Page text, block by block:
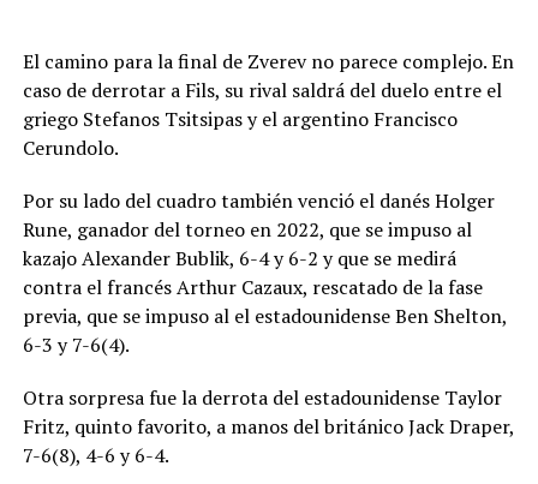
El camino para la final de Zverev no parece complejo. En
caso de derrotar a Fils, su rival saldrá del duelo entre el
griego Stefanos Tsitsipas y el argentino Francisco
Cerundolo.
Por su lado del cuadro también venció el danés Holger
Rune, ganador del torneo en 2022, que se impuso al
kazajo Alexander Bublik, 6-4 y 6-2 y que se medirá
contra el francés Arthur Cazaux, rescatado de la fase
previa, que se impuso al el estadounidense Ben Shelton,
6-3 y 7-6(4).
Otra sorpresa fue la derrota del estadounidense Taylor
Fritz, quinto favorito, a manos del británico Jack Draper,
7-6(8), 4-6 y 6-4.